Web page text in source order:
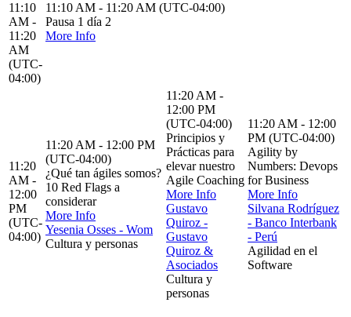
11:10
AM -
11:20
AM
(UTC-
04:00)
11:10 AM - 11:20 AM (UTC-04:00)
Pausa 1 día 2
More Info
11:20
AM -
12:00
PM
(UTC-
04:00)
11:20 AM - 12:00 PM
(UTC-04:00)
¿Qué tan ágiles somos?
10 Red Flags a
considerar
More Info
Yesenia Osses - Wom
Cultura y personas
11:20 AM -
12:00 PM
(UTC-04:00)
Principios y
Prácticas para
elevar nuestro
Agile Coaching
More Info
Gustavo
Quiroz -
Gustavo
Quiroz &
Asociados
Cultura y
personas
11:20 AM - 12:00
PM (UTC-04:00)
Agility by
Numbers: Devops
for Business
More Info
Silvana Rodríguez
- Banco Interbank
- Perú
Agilidad en el
Software